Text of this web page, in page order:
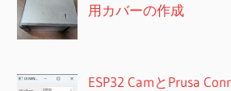
用カバーの作成
ESP32 CamとPrusa